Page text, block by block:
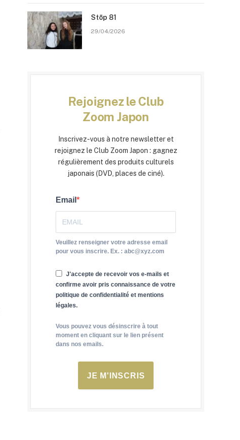
Stōp 81
29/04/2026
Rejoignez le Club
Zoom Japon
Inscrivez-vous à notre newsletter et
rejoignez le Club Zoom Japon : gagnez
régulièrement des produits culturels
japonais (DVD, places de ciné).
Email
Veuillez renseigner votre adresse email
pour vous inscrire. Ex. : abc@xyz.com
J'accepte de recevoir vos e-mails et
confirme avoir pris connaissance de votre
politique de confidentialité et mentions
légales.
Vous pouvez vous désinscrire à tout
moment en cliquant sur le lien présent
dans nos emails.
JE M'INSCRIS